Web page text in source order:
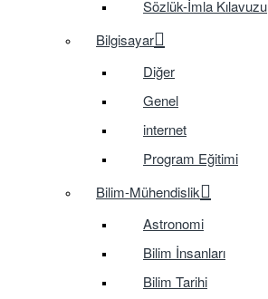
Sözlük-İmla Kılavuzu
Bilgisayar
Diğer
Genel
internet
Program Eğitimi
Bilim-Mühendislik
Astronomi
Bilim İnsanları
Bilim Tarihi